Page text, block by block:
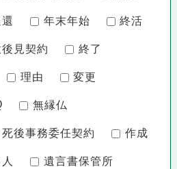
年末年始 終活
見契約 終了
理由 変更
無縁仏
死後事務委任契約 作成
遺言書保管所